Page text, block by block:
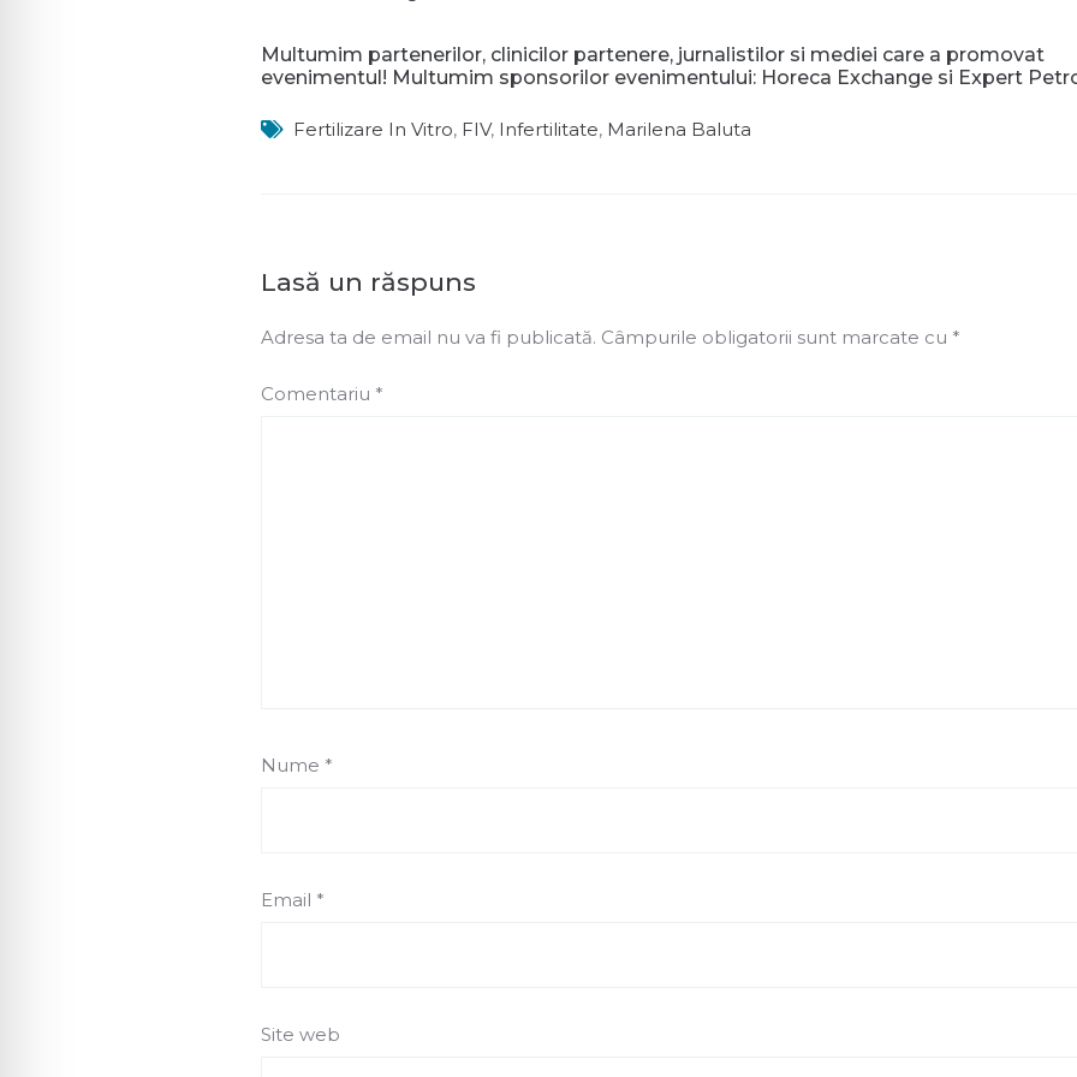
Multumim partenerilor, clinicilor partenere, jurnalistilor si mediei care a promovat
evenimentul! Multumim sponsorilor evenimentului: Horeca Exchange si Expert
Fertilizare In Vitro, FIV, Infertilitate, Marilena Baluta
Lasă un răspuns
Adresa ta de email nu va fi publicată. Câmpurile obligatorii sunt marcate cu *
Comentariu *
Nume *
Email *
Site web